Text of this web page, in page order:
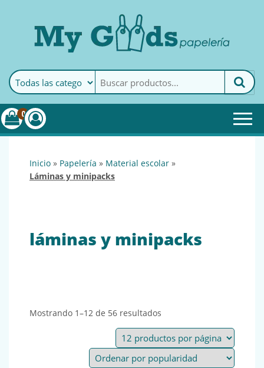
MyGoods · PapeleríaMy Goods es tu papelería
online de confianza. Podrás
encontrar todo lo necesario
0
inicio » papelería » material escolar »
láminas y minipacks
láminas y minipacks
Mostrando 1–12 de 56 resultados